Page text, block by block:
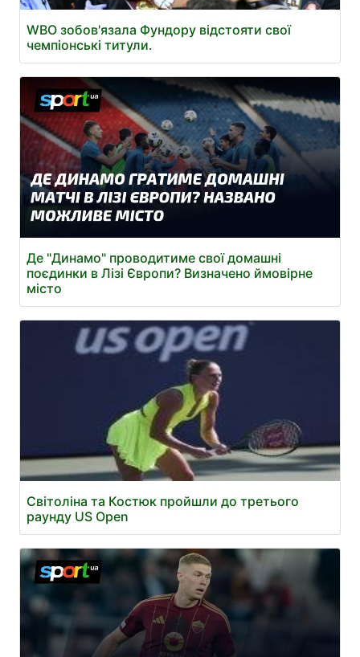
WBO зобов'язала Фундору відстояти свої
чемпіонські титули.
Де "Динамо" проводитиме свої домашні
поєдинки в Лізі Європи? Визначено ймовірне
місто
Світоліна та Костюк пройшли до третього
раунду US Open